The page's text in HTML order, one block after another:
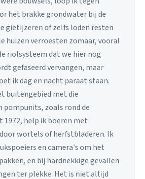
het brakke grondwater bij de
gietijzeren of zelfs loden resten
huizen verroesten zomaar, vooral
riolsysteem dat we hier nog
gefaseerd vervangen, maar
ik dag en nacht paraat staan.
buitengebied met die
pompunits, zoals rond de
1972, help ik boeren met
wortels of herfstbladeren. Ik
en camera's om het
en bij hardnekkige gevallen
ter plekke. Het is niet altijd